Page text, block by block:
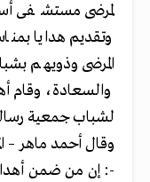
لمرضى مستشفى
وتقديم هدايا
المرضى وذويهم
والسعادة، وقام
لشباب جمعية
وقال أحمد ماهر –
-: إن من ضمن